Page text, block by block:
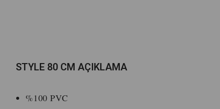
STYLE 80 CM AÇIKLAMA
%100 PVC